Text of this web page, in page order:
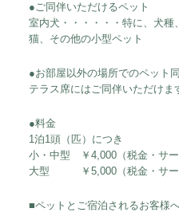
●ご同伴いただけるペット
室内犬・・・・・・特に、犬種
猫、その他の小型ペット
●お部屋以外の場所でのペット
テラス席にはご同伴いただけま
●料金
1泊1頭（匹）につき
小・中型 ￥4,000（税金・サー
大型 ￥5,000（税金・サー
■ペットとご宿泊されるお客様